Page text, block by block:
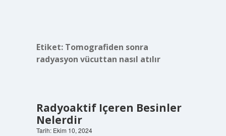
Etiket: Tomografiden sonra
radyasyon vücuttan nasıl atılır
Radyoaktif Içeren Besinler
Nelerdir
Tarih: Ekim 10, 2024